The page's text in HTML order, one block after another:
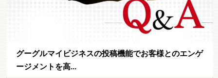
グーグルマイビジネスの投稿機能でお客様とのエンゲ
ージメントを高...